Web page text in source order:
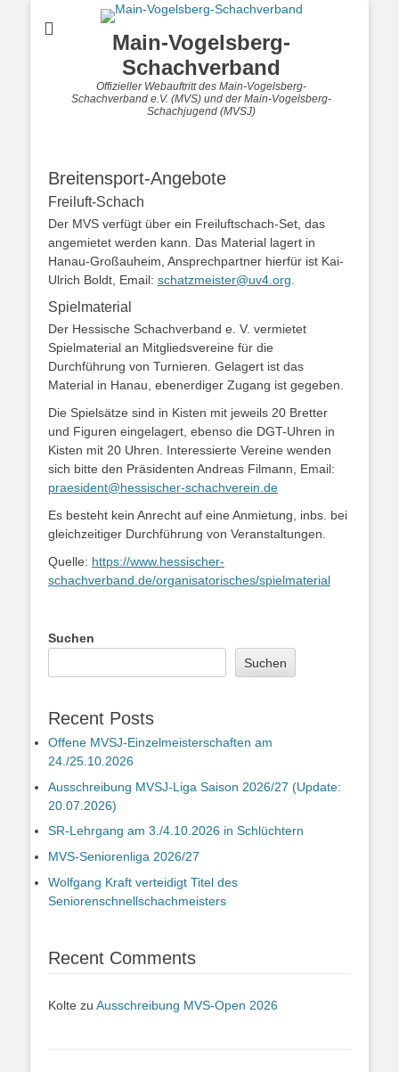
Main-Vogelsberg-
Schachverband
Offizieller Webauftritt des Main-Vogelsberg-
Schachverband e.V. (MVS) und der Main-Vogelsberg-
Schachjugend (MVSJ)
Breitensport-Angebote
Freiluft-Schach
Der MVS verfügt über ein Freiluftschach-Set, das
angemietet werden kann. Das Material lagert in
Hanau-Großauheim, Ansprechpartner hierfür ist Kai-
Ulrich Boldt, Email: schatzmeister@uv4.org
Spielmaterial
Der Hessische Schachverband e. V. vermietet
Spielmaterial an Mitgliedsvereine für die
Durchführung von Turnieren. Gelagert ist das
Material in Hanau, ebenerdiger Zugang ist gegeben.
Die Spielsätze sind in Kisten mit jeweils 20 Bretter
und Figuren eingelagert, ebenso die DGT-Uhren in
Kisten mit 20 Uhren. Interessierte Vereine wenden
sich bitte den Präsidenten Andreas Filmann, Email:
praesident@hessischer-schachverein.de
Es besteht kein Anrecht auf eine Anmietung, inbs. bei
gleichzeitiger Durchführung von Veranstaltungen.
Quelle: https://www.hessischer-
schachverband.de/organisatorisches/spielmaterial
Suchen
Suchen
Recent Posts
Offene MVSJ-Einzelmeisterschaften am
24./25.10.2026
Ausschreibung MVSJ-Liga Saison 2026/27 (Update:
20.07.2026)
SR-Lehrgang am 3./4.10.2026 in Schlüchtern
MVS-Seniorenliga 2026/27
Wolfgang Kraft verteidigt Titel des
Seniorenschnellschachmeisters
Recent Comments
Kolte zu Ausschreibung MVS-Open 2026